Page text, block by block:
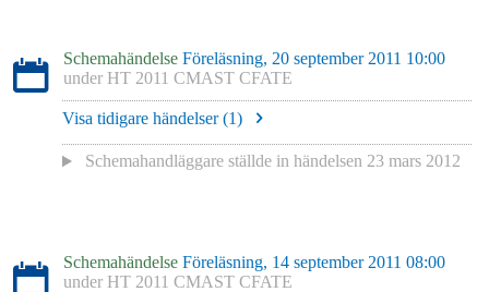
Schemahändelse Föreläsning, 20 september 2011 10:00
under HT 2011 CMAST CFATE
Visa tidigare händelser (1)
Schemahandläggare ställde in händelsen 23 mars 2012
Schemahändelse Föreläsning, 14 september 2011 08:00
under HT 2011 CMAST CFATE